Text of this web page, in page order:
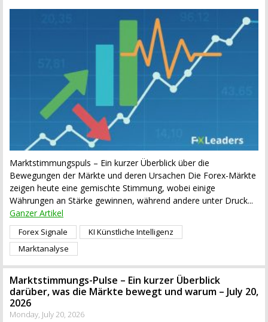
Marktstimmungspuls – Ein kurzer Überblick über die
Bewegungen der Märkte und deren Ursachen Die Forex-Märkte
zeigen heute eine gemischte Stimmung, wobei einige
Währungen an Stärke gewinnen, während andere unter Druck...
Ganzer Artikel
Forex Signale
KI Künstliche Intelligenz
Marktanalyse
Marktstimmungs-Pulse – Ein kurzer Überblick
darüber, was die Märkte bewegt und warum – July 20,
2026
Monday, July 20, 2026